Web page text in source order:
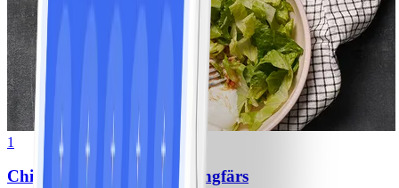
1
Chili con carne med kycklingfärs